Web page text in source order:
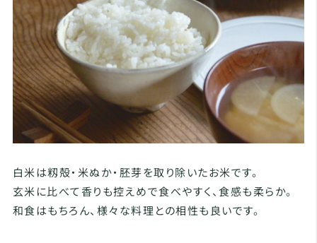
白米は籾殻・米ぬか・胚芽を取り除いたお米です。
玄米に比べて香りも控えめで食べやすく、食感も柔らか。
和食はもちろん、様々な料理との相性も良いです。